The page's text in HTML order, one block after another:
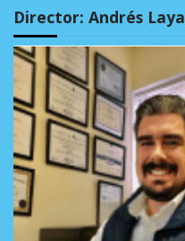
Director: Andrés Laya